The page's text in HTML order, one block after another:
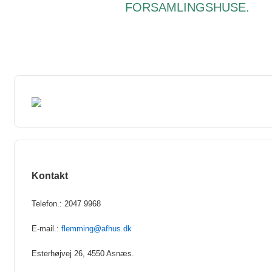
FORSAMLINGSHUSE.
Kontakt
Telefon.: 2047 9968
E-mail.: flemming@afhus.dk
Esterhøjvej 26, 4550 Asnæs.